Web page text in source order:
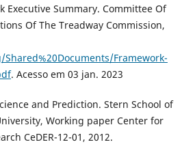
Executive Summary. Committee Of
Of The Treadway Commission,
Framework-
. Acesso em 03 jan. 2023
and Prediction. Stern School of
Working paper Center for
CeDER-12-01, 2012.